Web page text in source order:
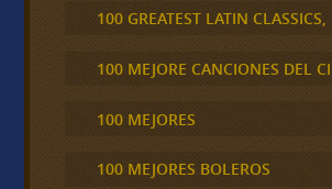
100 GREATEST LATIN CLASSICS,
100 MEJORE CANCIONES DEL
100 MEJORES
100 MEJORES BOLEROS